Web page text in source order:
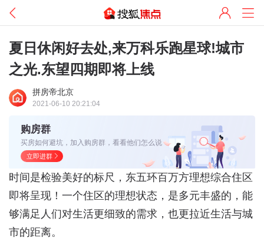
夏日休闲好去处,来万科乐跑星球!城市
之光.东望四期即将上线
拼房帝北京
2021-06-10 20:21:04
购房群
买房如何避坑，加入购房群，看看他们怎么说
立即进群
时间是检验美好的标尺，东五环百万方理想综合住区
即将呈现！一个住区的理想状态，是多元丰盛的，能
够满足人们对生活更细致的需求，也更拉近生活与城
市的距离。